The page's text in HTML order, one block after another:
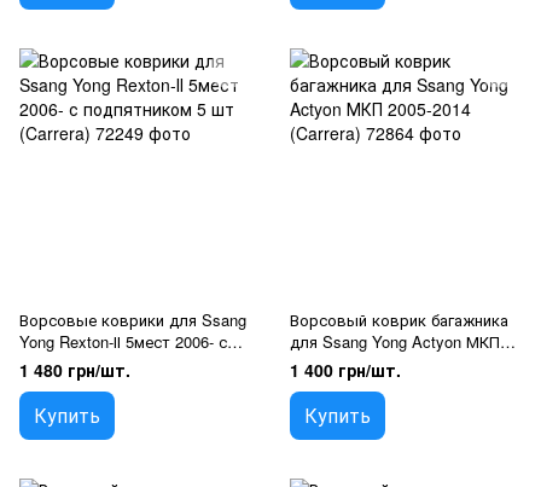
Ворсовые коврики для Ssang
Yong Rexton-ІІ 5мест 2006- с
подпятником 5 шт (Carrera)
1 480 грн/шт.
Купить
Ворсовый коврик багажника
для Ssang Yong Actyon МКП
2005-2014 (Carrera)
1 400 грн/шт.
Купить